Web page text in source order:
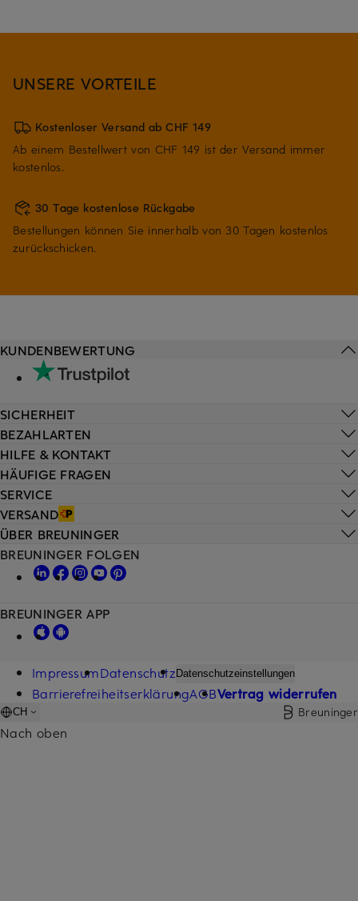
UNSERE VORTEILE
Kostenloser Versand ab CHF 149
Ab einem Bestellwert von CHF 149 ist der Versand immer
kostenlos.
30 Tage kostenlose Rückgabe
Bestellungen können Sie innerhalb von 30 Tagen kostenlos
zurückschicken.
HILFE & KONTAKT
HÄUFIGE FRAGEN
SERVICE
VERSAND
KUNDENBEWERTUNG
SICHERHEIT
BEZAHLARTEN
ÜBER BREUNINGER
BREUNINGER FOLGEN
BREUNINGER APP
ImpressumDatenschutz Datenschutzeinstellungen
BarrierefreiheitserklärungAGBVertrag widerrufen
CH Breuninger
Nach oben